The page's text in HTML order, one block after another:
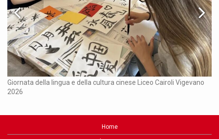
Giornata della lingua e della cultura cinese Liceo Cairoli Vigevano
2026
Home